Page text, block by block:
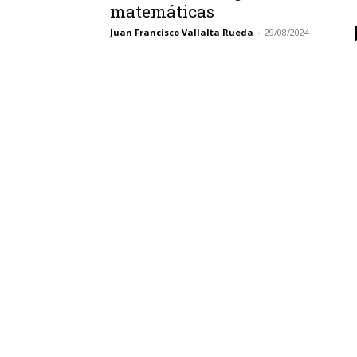
matemáticas
Juan Francisco Vallalta Rueda - 29/08/2024